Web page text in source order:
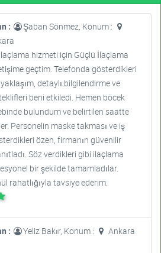
:
Şaban Sönmez, Konum :
hizmeti için Güçlü İlaçlama
geçtim. Telefonda gösterdikleri
detaylı bilgilendirme ve
beni etkiledi. Hemen böcek
bulundum ve belirtilen saatte
Personelin maske takması ve iş
özen, firmanın güvenilir
Söz verdikleri gibi ilaçlama
bir şekilde tamamladılar.
rahatlığıyla tavsiye ederim.
: Yeliz Bakır, Konum :
Ankara